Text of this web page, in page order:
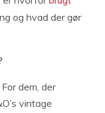
og hvad der gør
For dem, der
vintage